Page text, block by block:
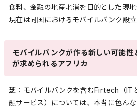
食料、金融の地産地消を目的とした現地
現在は同国におけるモバイルバンク設立
モバイルバンクが作る新しい可能性
が求められるアフリカ
芝 ：モバイルバンクを含むFintech（IT
融サービス）については、本当に色ん